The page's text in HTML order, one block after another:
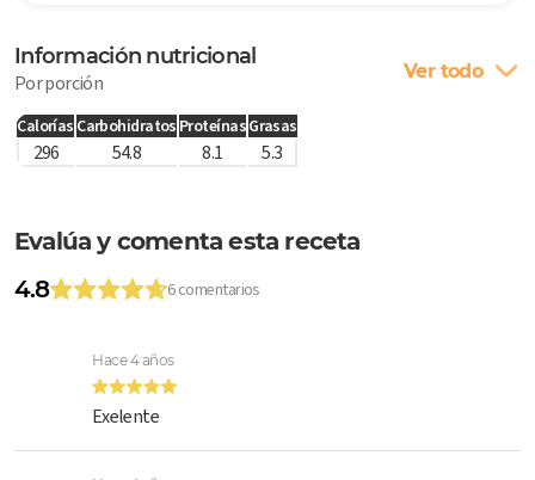
Información nutricional
Por porción Ver todo
Calorías Carbohidratos ProteínasGrasas
296 54.8 8.1 5.3
Evalúa y comenta esta receta
4.8
6 comentarios
Hace 4 años
Exelente